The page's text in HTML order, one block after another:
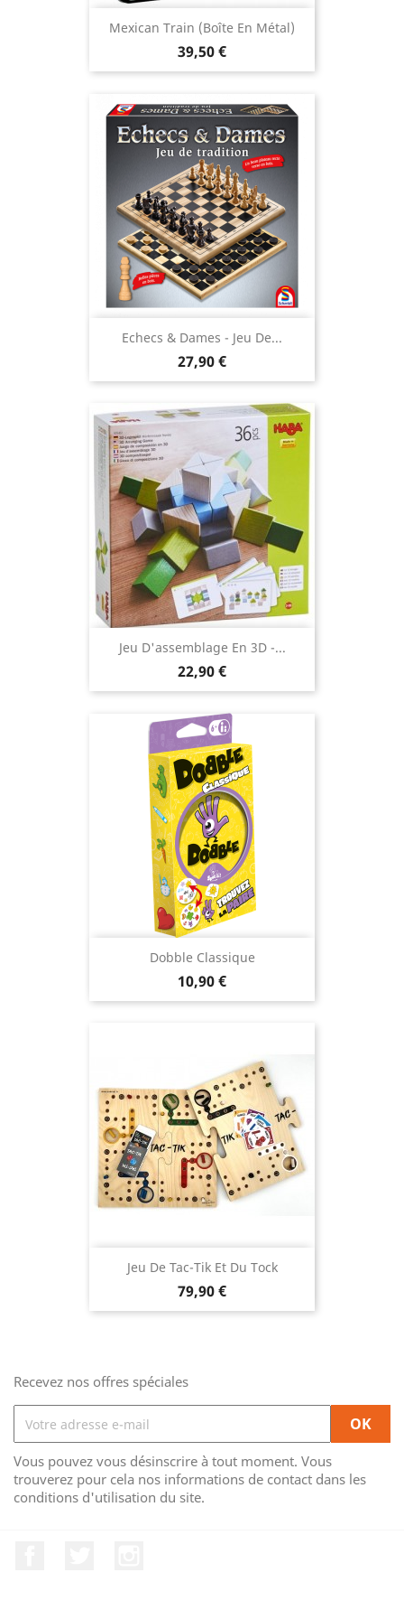
Mexican Train (boîte En Métal)
Prix
39,50 €
Echecs & Dames - Jeu De...
Prix
27,90 €
Jeu D'assemblage En 3D -...
Prix
22,90 €
Dobble Classique
Prix
10,90 €
Jeu De Tac-Tik Et Du Tock
Prix
79,90 €
Recevez nos offres spéciales
Vous pouvez vous désinscrire à tout moment. Vous
trouverez pour cela nos informations de contact dans les
conditions d'utilisation du site.